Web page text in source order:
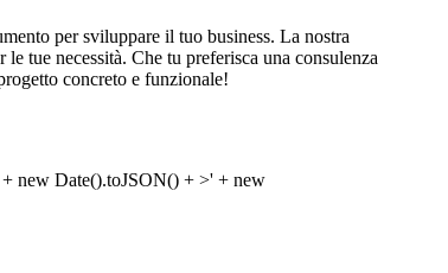
per sviluppare il tuo business. La nostra
tue necessità. Che tu preferisca una consulenza
concreto e funzionale!